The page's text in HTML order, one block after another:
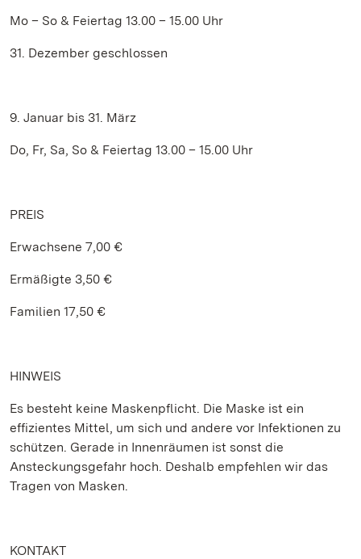
Mo – So & Feiertag 13.00 – 15.00 Uhr
31. Dezember geschlossen
9. Januar bis 31. März
Do, Fr, Sa, So & Feiertag 13.00 – 15.00 Uhr
PREIS
Erwachsene 7,00 €
Ermäßigte 3,50 €
Familien 17,50 €
HINWEIS
Es besteht keine Maskenpflicht. Die Maske ist ein
effizientes Mittel, um sich und andere vor Infektionen zu
schützen. Gerade in Innenräumen ist sonst die
Ansteckungsgefahr hoch. Deshalb empfehlen wir das
Tragen von Masken.
KONTAKT